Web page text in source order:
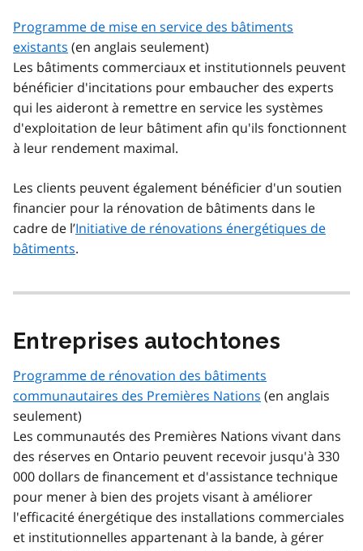
Programme de mise en service des bâtiments
existants (en anglais seulement)
Les bâtiments commerciaux et institutionnels peuvent
bénéficier d'incitations pour embaucher des experts
qui les aideront à remettre en service les systèmes
d'exploitation de leur bâtiment afin qu'ils fonctionnent
à leur rendement maximal.
Les clients peuvent également bénéficier d'un soutien
financier pour la rénovation de bâtiments dans le
cadre de l’Initiative de rénovations énergétiques de
bâtiments.
Entreprises autochtones
Programme de rénovation des bâtiments
communautaires des Premières Nations (en anglais
seulement)
Les communautés des Premières Nations vivant dans
des réserves en Ontario peuvent recevoir jusqu'à 330
000 dollars de financement et d'assistance technique
pour mener à bien des projets visant à améliorer
l'efficacité énergétique des installations commerciales
et institutionnelles appartenant à la bande, à gérer